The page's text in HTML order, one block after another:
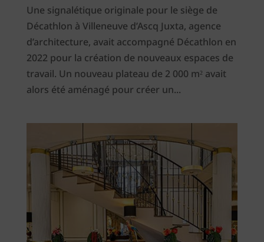
Une signalétique originale pour le siège de
Décathlon à Villeneuve d’Ascq Juxta, agence
d’architecture, avait accompagné Décathlon en
2022 pour la création de nouveaux espaces de
travail. Un nouveau plateau de 2 000 m² avait
alors été aménagé pour créer un...